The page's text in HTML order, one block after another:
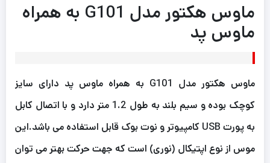
ماوس هکتور مدل G101 به همراه
ماوس پد
ماوس هکتور مدل G101 به همراه ماوس پد دارای سایز
کوچک بوده و سیم بلند به طول 1.2 متر دارد و با اتصال کابل
به پورت USB کامپیوتر و نوت بوک قابل استفاده می باشد.این
موس از نوع اپتیکال (نوری) است که جهت حرکت بهتر می توان